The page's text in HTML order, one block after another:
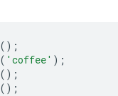
();
( 'coffee' );
();
();